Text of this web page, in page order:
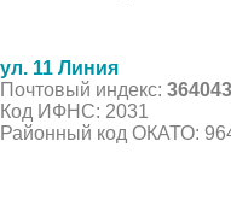
ул. 11 Линия
Почтовый индекс: 364043
Код ИФНС: 2031
Районный код ОКАТО: